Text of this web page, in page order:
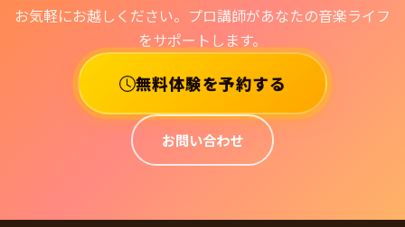
お気軽にお越しください。プロ講師があなたの音楽ライフ
をサポートします。
無料体験を予約する
お問い合わせ